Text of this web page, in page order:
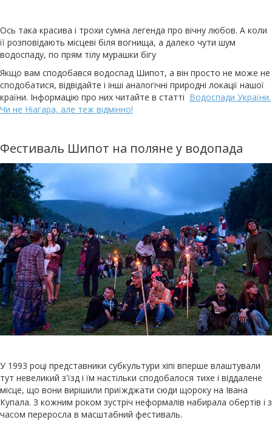
Ось така красива і трохи сумна легенда про вічну любов. А коли
її розповідають місцеві біля вогнища, а далеко чути шум
водоспаду, по прям тілу мурашки бігу
Якщо вам сподобався водоспад Шипот, а він просто не може не
сподобатися, відвідайте і інші аналогічні природні локації нашої
країни. Інформацію про них читайте в статті Водоспади України.
Чи не Ніагара, але теж відмінно!
Фестиваль Шипот на поляне у водопада
У 1993 році представники субкультури хіпі вперше влаштували
тут невеликий з'їзд і їм настільки сподобалося тихе і віддалене
місце, що вони вирішили приїжджати сюди щороку на Івана
Купала. З кожним роком зустріч неформалів набирала обертів і з
часом переросла в масштабний фестиваль.